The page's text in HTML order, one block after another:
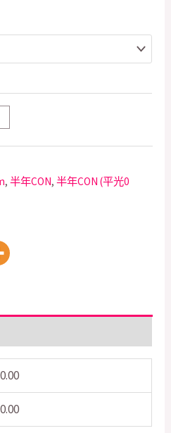
,半年CON,半年CON (平光0